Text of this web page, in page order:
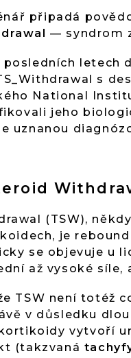
připadá
— syndrom
posledních letech
s
National
jeho
uznanou
(TSW),
je
se objevuje u
až vysoké síle,
TSW není totéž
v důsledku
kortikoidy vytvoří
(takzvaná